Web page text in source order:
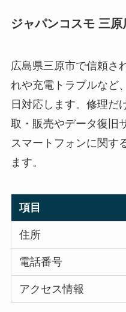
ジャパンコスモ 三原
広島県三原市で信頼さ
れや充電トラブルなど
日対応します。修理だ
取・販売やデータ復旧
スマートフォンに関す
ます。
項目
住所
電話番号
アクセス情報